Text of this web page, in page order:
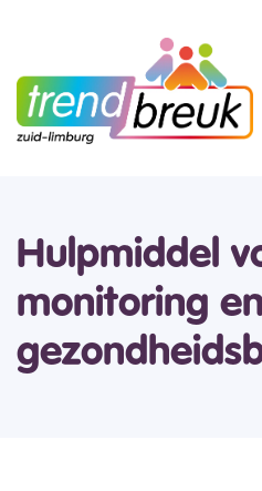
Hulpmiddel
monitoring